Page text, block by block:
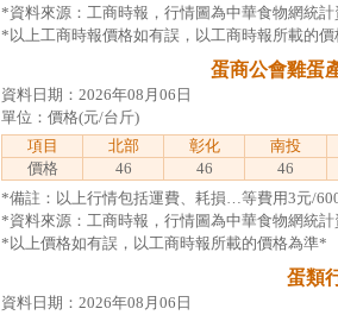
*資料來源：工商時報，行情圖為中華食物網統
*以上工商時報價格如有誤，以工商時報所載的
蛋商公會雞蛋
資料日期：2026年08月06日
單位：價格(元/台斤)
項目
北部 彰化 南投
價格
46 46 46
*備註：以上行情包括運費、耗損…等費用3元/
*資料來源：工商時報，行情圖為中華食物網統
*以上價格如有誤，以工商時報所載的價格為準*
蛋類
資料日期：2026年08月06日